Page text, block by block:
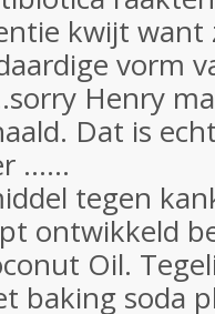
kwijt
vorm
Henry
Dat is
......
tegen
ontwikkeld
Oil.
baking soda